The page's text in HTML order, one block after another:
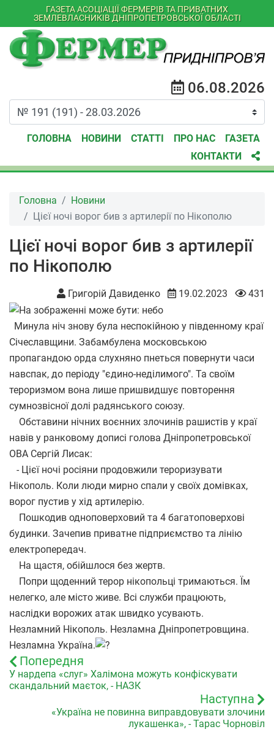
ГАЗЕТА АСОЦІАЦІЇ ФЕРМЕРІВ ТА ПРИВАТНИХ
ЗЕМЛЕВЛАСНИКІВ ДНІПРОПЕТРОВСЬКОЇ ОБЛАСТІ
06.08.2026
ГОЛОВНА НОВИНИ СТАТТІ ПРО НАС
ГАЗЕТА
КОНТАКТИ
Головна
Новини
Цієї ночі ворог бив з артилерії по Нікополю
Цієї ночі ворог бив з артилерії
по Нікополю
Григорій Давиденко 19.02.2023 431
Минула ніч знову була неспокійною у південному краї
Січеславщини. Забамбулена московською
пропагандою орда слухняно пнеться повернути часи
навспак, до періоду "єдино-неділимого". Та своїм
тероризмом вона лише пришвидшує повторення
сумнозвісної долі радянського союзу.
Обставини нічних воєнних злочинів рашистів у краї
навів у ранковому дописі голова Дніпропетровської
ОВА Сергій Лисак:
- Цієї ночі росіяни продовжили тероризувати
Нікополь. Коли люди мирно спали у своїх домівках,
ворог пустив у хід артилерію.
Пошкодив одноповерховий та 4 багатоповерхові
будинки. Зачепив приватне підприємство та лінію
електропередач.
На щастя, обійшлося без жертв.
Попри щоденний терор нікопольці тримаються. Їм
нелегко, але місто живе. Всі служби працюють,
наслідки ворожих атак швидко усувають.
Незламний Нікополь. Незламна Дніпропетровщина.
Незламна Україна.
Попередня
У нардепа «слуг» Халімона можуть конфіскувати
скандальний маєток, - НАЗК
Наступна
«Україна не повинна виправдовувати злочини
лукашенка», - Тарас Чорновіл